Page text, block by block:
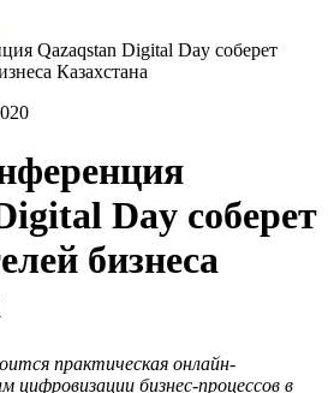
Qazaqstan Digital Day соберет
Казахстана
Day соберет
бизнеса
практическая онлайн-
цифровизации бизнес-процессов в